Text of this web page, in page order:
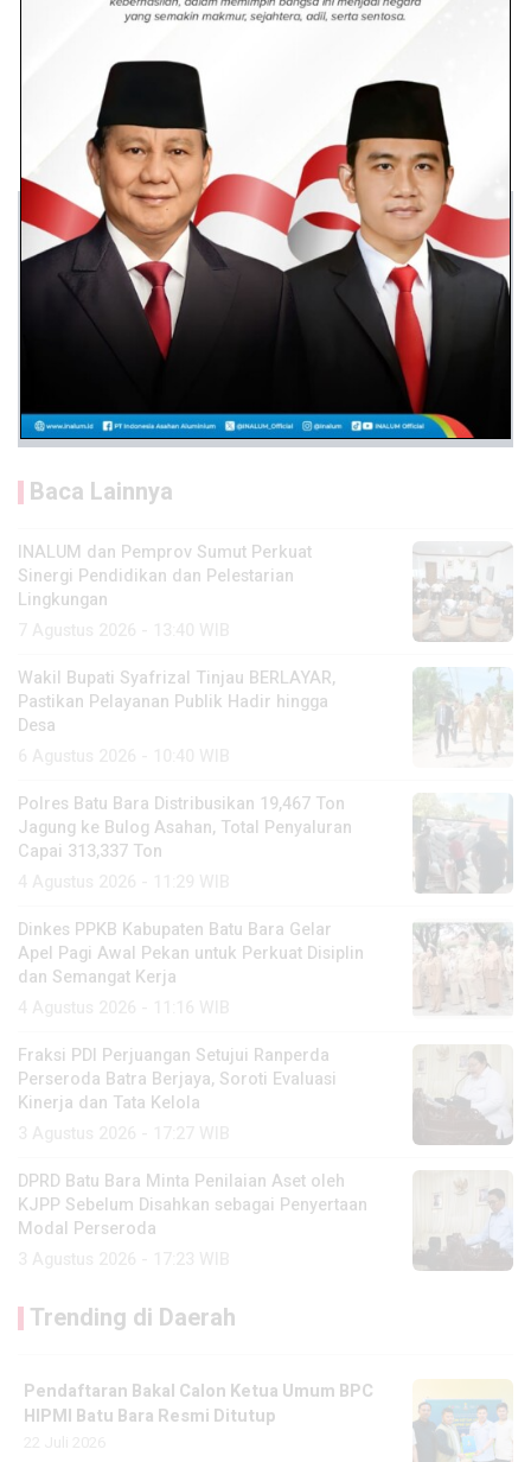
Baca Lainnya
INALUM dan Pemprov Sumut Perkuat
Sinergi Pendidikan dan Pelestarian
Lingkungan
Wakil Bupati Syafrizal Tinjau BERLAYAR,
Pastikan Pelayanan Publik Hadir hingga
Desa
Polres Batu Bara Distribusikan 19,467 Ton
Jagung ke Bulog Asahan, Total Penyaluran
Capai 313,337 Ton
Dinkes PPKB Kabupaten Batu Bara Gelar
Apel Pagi Awal Pekan untuk Perkuat Disiplin
dan Semangat Kerja
Fraksi PDI Perjuangan Setujui Ranperda
Perseroda Batra Berjaya, Soroti Evaluasi
Kinerja dan Tata Kelola
DPRD Batu Bara Minta Penilaian Aset oleh
KJPP Sebelum Disahkan sebagai Penyertaan
Modal Perseroda
Trending di Daerah
Pendaftaran Bakal Calon Ketua Umum BPC
HIPMI Batu Bara Resmi Ditutup